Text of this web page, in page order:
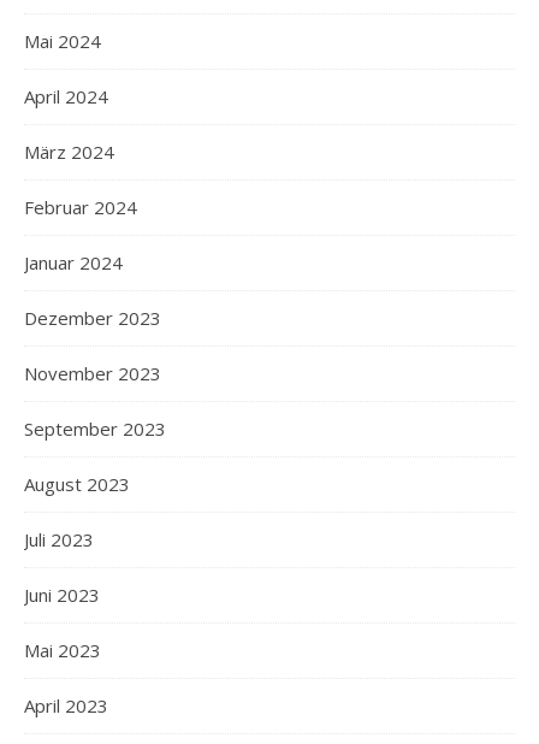
Mai 2024
April 2024
März 2024
Februar 2024
Januar 2024
Dezember 2023
November 2023
September 2023
August 2023
Juli 2023
Juni 2023
Mai 2023
April 2023